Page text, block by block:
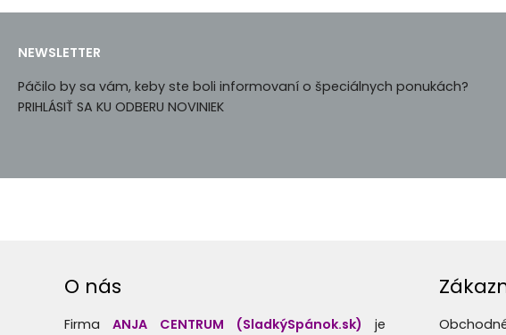
NEWSLETTER
Páčilo by sa vám, keby ste boli informovaní o špeciálnych ponukách?
PRIHLÁSIŤ SA KU ODBERU NOVINIEK
O nás
FirmaANJA CENTRUM (SladkýSpánok.sk) je